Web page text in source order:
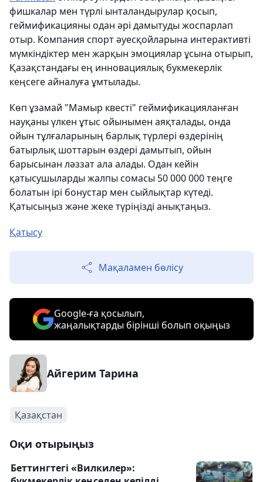
фишкалар мен түрлі ынталандырулар қосып,
геймификацияны одан әрі дамытуды жоспарлап
отыр. Компания спорт әуесқойларына интерактивті
мүмкіндіктер мен жарқын эмоциялар ұсына отырып,
Қазақстандағы ең инновациялық букмекерлік
кеңсеге айналуға ұмтылады.
Көп ұзамай "Мамыр квесті" геймификацияланған
науқаны үлкен ұтыс ойынымен аяқталады, онда
ойын тұлғаларының барлық түрлері өздерінің
батырлық шоттарын өздері дамытып, ойын
барысынан ләззат ала алады. Одан кейін
қатысушыларды жалпы сомасы 50 000 000 теңге
болатын ірі бонустар мен сыйлықтар күтеді.
Қатысыңыз және жеке түріңізді анықтаңыз.
Қатысу
Мақаламен бөлісу
Google-ға қосылып,
жаңалықтарды бірінші болып оқыңыз
Айгерим Тарина
Қазақстан
Оқи отырыңыз
Беттингтегі «Вилкилер»: